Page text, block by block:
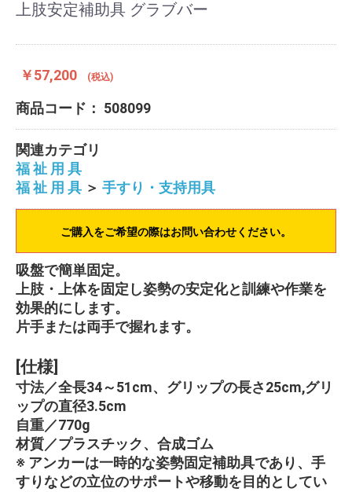
上肢安定補助具 グラブバー
￥57,200 (税込)
商品コード： 508099
関連カテゴリ
福 祉 用 具
福 祉 用 具 ＞ 手すり・支持用具
ご購入をご希望の際はお問い合わせください。
吸盤で簡単固定。
上肢・上体を固定し姿勢の安定化と訓練や作業を
効果的にします。
片手または両手で握れます。
[仕様]
寸法／全長34～51cm、グリップの長さ25cm,グリ
ップの直径3.5cm
自重／770g
材質／プラスチック、合成ゴム
※ アンカーは一時的な姿勢固定補助具であり、手
すりなどの立位のサポートや移動を目的としてい